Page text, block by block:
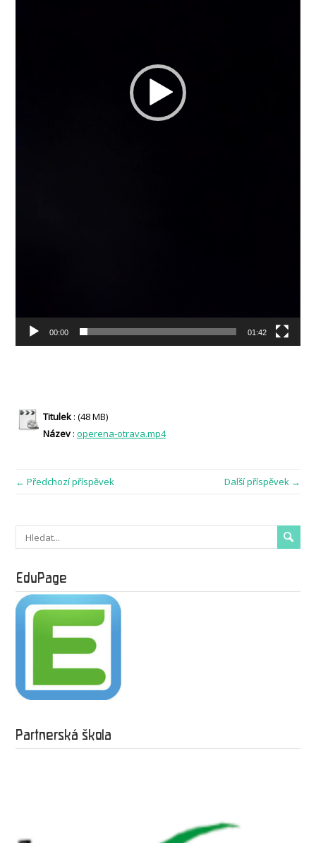
00:00 01:42
Titulek: (48 MB)
Název: operena-otrava.mp4
← Předchozí příspěvek Další příspěvek →
EduPage
Partnerská škola